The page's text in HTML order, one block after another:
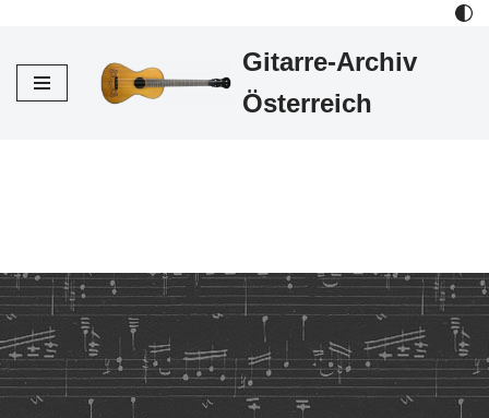
Inhalt
Gitarre-Archiv
Österreich